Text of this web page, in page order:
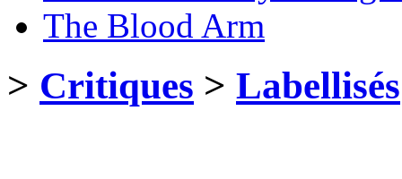
The Blood Arm
> Critiques > Labellisés